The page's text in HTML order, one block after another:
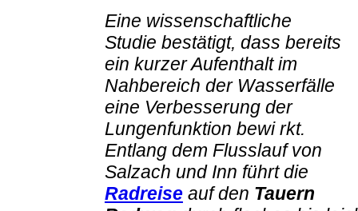
Eine wissenschaftliche
Studie bestätigt, dass bereits
ein kurzer Aufenthalt im
Nahbereich der Wasserfälle
eine Verbesserung der
Lungenfunktion bewi rkt.
Entlang dem Flusslauf von
Salzach und Inn führt die
Radreiseauf den Tauern